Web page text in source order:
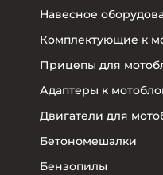
Навесное
Комплектующие к
Прицепы для
Адаптеры к
Двигатели для
Бетономешалки
Бензопилы